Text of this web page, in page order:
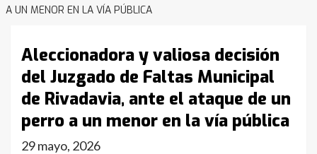
A UN MENOR EN LA VÍA PÚBLICA
Aleccionadora y valiosa decisión
del Juzgado de Faltas Municipal
de Rivadavia, ante el ataque de un
perro a un menor en la vía pública
29 mayo, 2026